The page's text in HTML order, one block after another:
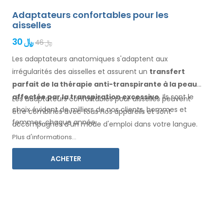
Adaptateurs confortables pour les
aisselles
30 ﷼
46 ﷼
Les adaptateurs anatomiques s'adaptent aux
irrégularités des aisselles et assurent un transfert
parfait de la thérapie anti-transpirante à la peau
affectée par la transpiration excessive. Ils sont le
choix évident de milliers de nos clients, hommes et
femmes, chaque année.
Les adaptateurs confortables pouraisselles peuvent
être combinés avectousnos appareils et sont
accompagnés d'un mode d'emploi dans votre langue.
Plus d'informations...
ACHETER